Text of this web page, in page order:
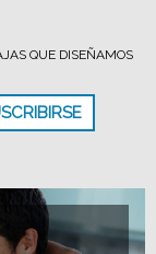
QUE DISEÑAMOS